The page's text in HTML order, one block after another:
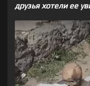
друзья хотели ее